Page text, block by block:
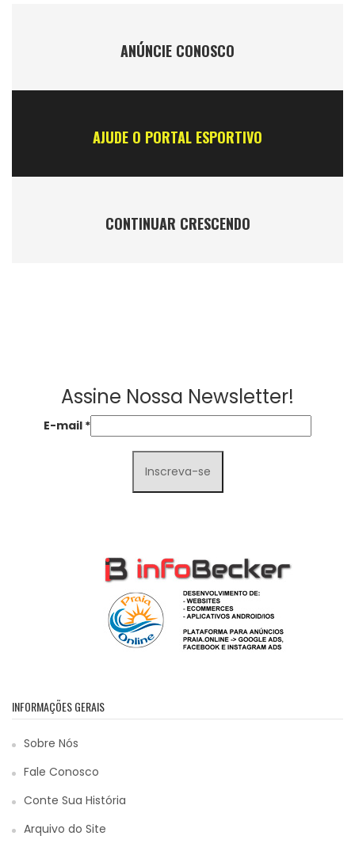
ANÚNCIE CONOSCO
AJUDE O PORTAL ESPORTIVO
CONTINUAR CRESCENDO
Assine Nossa Newsletter!
E-mail *
INFORMAÇÕES GERAIS
Sobre Nós
Fale Conosco
Conte Sua História
Arquivo do Site